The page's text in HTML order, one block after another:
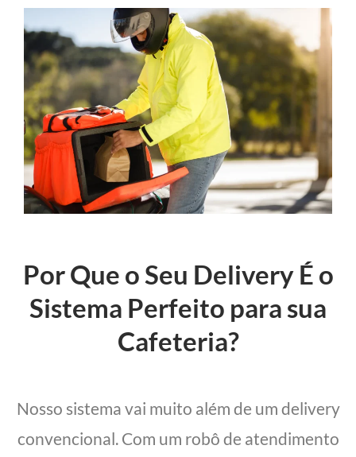
Por Que o Seu Delivery É o
Sistema Perfeito para sua
Cafeteria?
Nosso sistema vai muito além de um delivery
convencional. Com um robô de atendimento